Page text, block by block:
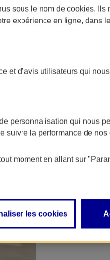
L'application AXA
sous le nom de cookies. Ils
expérience en ligne, dans
et d’avis utilisateurs qui
personnalisation qui nous
suivre la performance de nos
moment en allant sur
les cookies